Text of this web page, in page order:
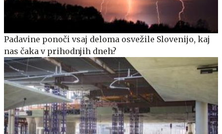
Padavine ponoči vsaj deloma osvežile Slovenijo, kaj
nas čaka v prihodnjih dneh?